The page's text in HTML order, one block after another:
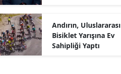
Andırın, Uluslararası
Bisiklet Yarışına Ev
Sahipliği Yaptı